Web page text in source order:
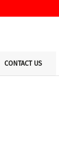
CONTACT US